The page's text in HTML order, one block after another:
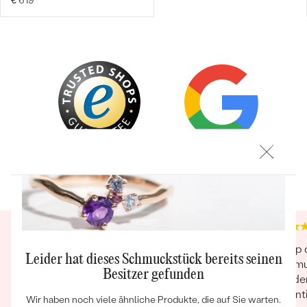
Bestseller
ANSEHEN
4.9
Google Bewertungen
Sehr hochwertig! Eine sehr hochwertige
Verarbeitung und ein sehr schönes
Schmuckstück! Meine Schwester und ich
haben es als Erinnerung an unsere kürzlich
Leider hat dieses Schmuckstück bereits seinen
Besitzer gefunden
Wir haben noch viele ähnliche Produkte, die auf Sie warten.